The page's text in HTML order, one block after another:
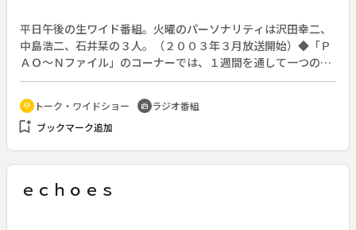
平日午後の生ワイド番組。火曜のパーソナリティは沢田幸二、
中島浩二、石井栞の３人。（２００３年３月放送開始）◆「Ｐ
ＡＯ～Ｎファイル」のコーナーでは、１週間を通して一つのテ
ーマでメッセージを募っている。この週は「我が家の年代物選
手権」と題してリスナーの家庭に眠る年代物について募集した
ところ、穴のない五円玉、聖徳太子や岩倉具視の肖像が印刷さ
れた旧札、柱時計、家具調テレビなど、懐かしい品々に関する
値の高い自慢の年代物もあり、スタジオは大いに盛り上がる。
そんな中、パーソナリティの石井栞から「実家には西郷隆盛直
筆の掛け軸がある」という発言が飛び出す。本人もうろ覚えの
adaptive_audio_mic トーク・ワイドショー radio ラジオ番組
bookmark_add ブックマーク追加
ｅｃｈｏｅｓ